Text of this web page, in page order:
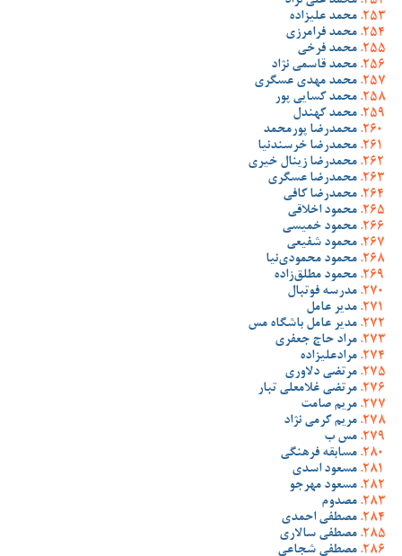
محمد علیزاده
محمد فرامرزی
محمد فرخی
محمد قاسمی نژاد
محمد مهدی عسگری
محمد کسایی پور
محمد کهندل
محمدرضا پورمحمد
محمدرضا خرسندنیا
محمدرضا زینال خیری
محمدرضا عسگری
محمدرضا کافی
محمود اخلاقی
محمود خمیسی
محمود شفیعی
محمود محمودی‌نیا
محمود مطلق‌زاده
مدرسه فوتبال
مدیر عامل
مدیر عامل باشگاه مس
مراد حاج جعفری
مرادعلیزاده
مرتضی دلاوری
مرتضی غلامعلی تبار
مریم صامت
مریم کرمی نژاد
مس ب
مسابقه فرهنگی
مسعود اسدی
مسعود مهرجو
مصدوم
مصطفی احمدی
مصطفی سالاری
مصطفی شجاعی